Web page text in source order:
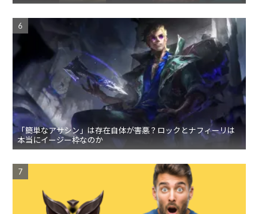
「簡単なアサシン」は存在自体が害悪？ロックとナフィーリは
本当にイージー枠なのか